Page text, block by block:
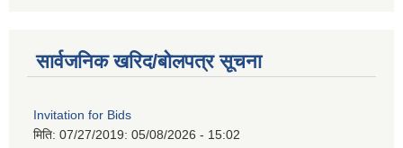
सार्वजनिक खरिद/बोलपत्र सूचना
Invitation for Bids
मिति: 07/27/2019: 05/08/2026 - 15:02